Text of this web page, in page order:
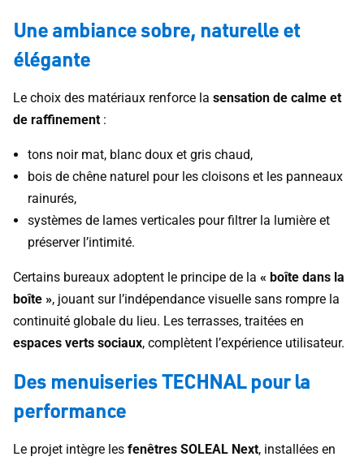
Une ambiance sobre, naturelle et
élégante
Le choix des matériaux renforce la sensation de calme et
de raffinement :
tons noir mat, blanc doux et gris chaud,
bois de chêne naturel pour les cloisons et les panneaux
rainurés,
systèmes de lames verticales pour filtrer la lumière et
préserver l’intimité.
Certains bureaux adoptent le principe de la « boîte dans la
boîte », jouant sur l’indépendance visuelle sans rompre la
continuité globale du lieu. Les terrasses, traitées en
espaces verts sociaux, complètent l’expérience utilisateur.
Des menuiseries TECHNAL pour la
performance
Le projet intègre les fenêtres SOLEAL Next, installées en